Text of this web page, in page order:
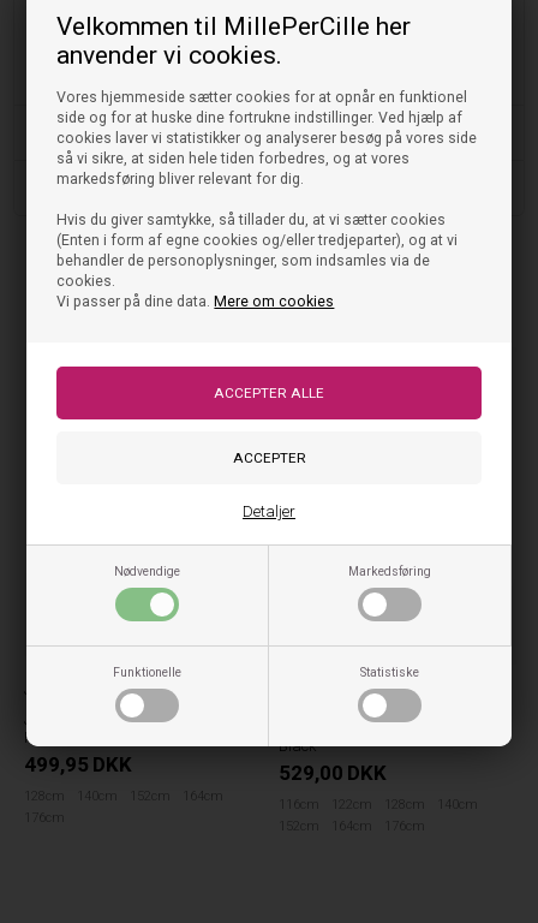
Velkommen til MillePerCille her
anvender vi cookies.
Vores hjemmeside sætter cookies for at opnår en funktionel
side og for at huske dine fortrukne indstillinger. Ved hjælp af
cookies laver vi statistikker og analyserer besøg på vores side
så vi sikre, at siden hele tiden forbedres, og at vores
markedsføring bliver relevant for dig.
Hvis du giver samtykke, så tillader du, at vi sætter cookies
(Enten i form af egne cookies og/eller tredjeparter), og at vi
behandler de personoplysninger, som indsamles via de
cookies.
Vi passer på dine data.Mere om cookies
Nødvendige Markedsføring
Funktionelle Statistiske
Detaljer
Tilføj disse MarMar bloomers til din lille piges garderobe i dag, og giv
hende et unikt og sødt look. Køb dem nu fra vores webshop og nyd den
Vask og pleje
Størrelse og pasform
Tjek også disse ud
NYHED
Jack & Jones børn
Jack & Jones Vinterjakke Soho
Puffer Hood - Black
499,95 DKK
128cm 140cm 152cm
164cm
176cm
NYHED
Tommy Hilfiger
Tommy Hilfiger Wide Leg Pants -
529,00 DKK
140cm
164cm